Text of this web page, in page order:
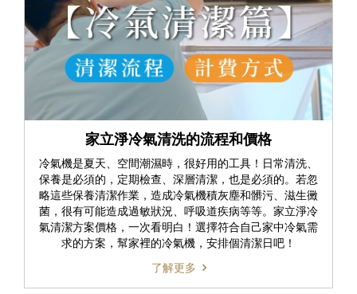
家立淨冷氣清洗的流程和價格
冷氣機是夏天、空間潮濕時，很好用的工具！日常清洗、
保養是必須的，定期檢查、深層清潔，也是必須的。若忽
略這些保養清潔作業，造成冷氣機積灰塵和髒污、滋生黴
菌，很有可能造成過敏狀況、呼吸道疾病等等。家立淨冷
氣清潔方案價格，一次看明白！選擇符合自己家中冷氣需
求的方案，幫家裡的冷氣機，安排個清潔日吧！
了解更多